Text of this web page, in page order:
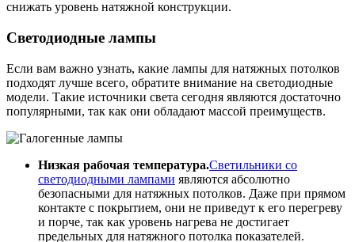
снижать уровень натяжной конструкции.
Светодиодные лампы
Если вам важно узнать, какие лампы для натяжных потолков
подходят лучше всего, обратите внимание на светодиодные
модели. Такие источники света сегодня являются достаточно
популярными, так как они обладают массой преимуществ.
Низкая рабочая температура.Светильники со
светодиодными лампами являются абсолютно
безопасными для натяжных потолков. Даже при прямом
контакте с покрытием, они не приведут к его перегреву
и порче, так как уровень нагрева не достигает
предельных для натяжного потолка показателей.